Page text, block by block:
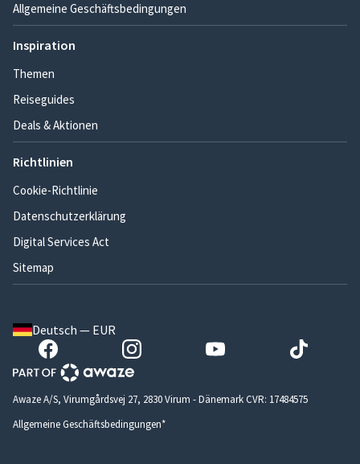
Allgemeine Geschäftsbedingungen
Inspiration
Themen
Reiseguides
Deals & Aktionen
Richtlinien
Cookie-Richtlinie
Datenschutzerklärung
Digital Services Act
Sitemap
Deutsch — EUR
Awaze A/S, Virumgårdsvej 27, 2830 Virum - Dänemark CVR: 17484575
Allgemeine Geschäftsbedingungen*